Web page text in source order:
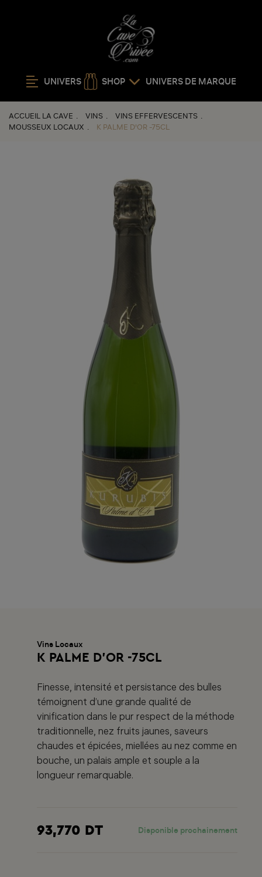
UNIVERS SHOP UNIVERS DE MARQUE
ACCUEIL LA CAVE VINS
VINS EFFERVESCENTS
MOUSSEUX LOCAUX
K PALME D'OR -75CL
Vins Locaux
K PALME D'OR -75CL
Finesse, intensité et persistance des bulles
témoignent d’une grande qualité de
vinification dans le pur respect de la méthode
traditionnelle, nez fruits jaunes, saveurs
chaudes et épicées, miellées au nez comme en
bouche, un palais ample et souple a la
longueur remarquable.
93,770 DT Disponible prochainement